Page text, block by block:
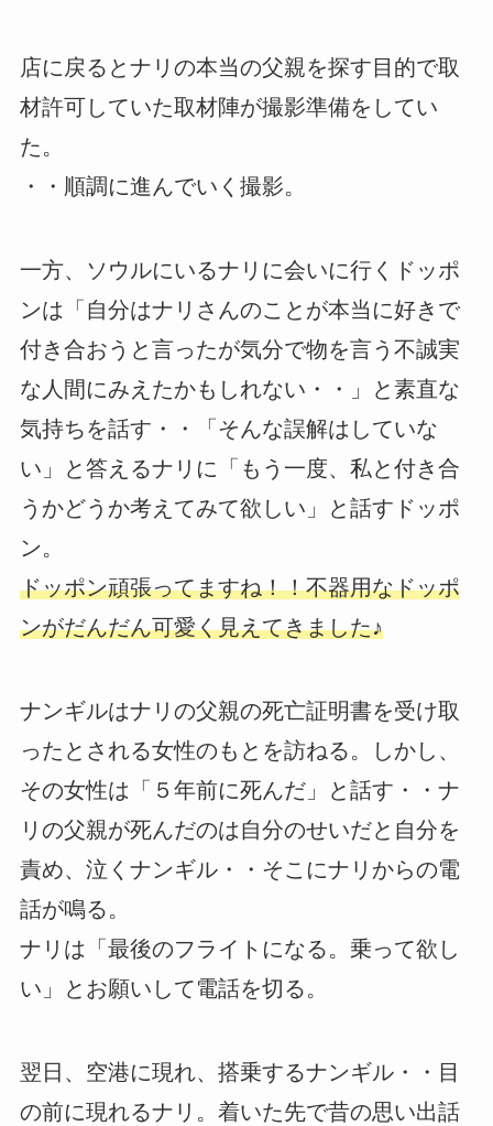
店に戻るとナリの本当の父親を探す目的で取
材許可していた取材陣が撮影準備をしてい
た。
・・順調に進んでいく撮影。
一方、ソウルにいるナリに会いに行くドッポ
ンは「自分はナリさんのことが本当に好きで
付き合おうと言ったが気分で物を言う不誠実
な人間にみえたかもしれない・・」と素直な
気持ちを話す・・「そんな誤解はしていな
い」と答えるナリに「もう一度、私と付き合
うかどうか考えてみて欲しい」と話すドッポ
ン。
ドッポン頑張ってますね！！不器用なドッポ
ンがだんだん可愛く見えてきました♪
ナンギルはナリの父親の死亡証明書を受け取
ったとされる女性のもとを訪ねる。しかし、
その女性は「５年前に死んだ」と話す・・ナ
リの父親が死んだのは自分のせいだと自分を
責め、泣くナンギル・・そこにナリからの電
話が鳴る。
ナリは「最後のフライトになる。乗って欲し
い」とお願いして電話を切る。
翌日、空港に現れ、搭乗するナンギル・・目
の前に現れるナリ。着いた先で昔の思い出話